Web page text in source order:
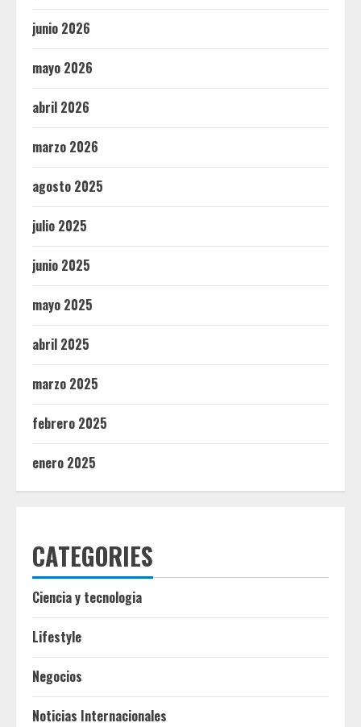
junio 2026
mayo 2026
abril 2026
marzo 2026
agosto 2025
julio 2025
junio 2025
mayo 2025
abril 2025
marzo 2025
febrero 2025
enero 2025
CATEGORIES
Ciencia y tecnologia
Lifestyle
Negocios
Noticias Internacionales